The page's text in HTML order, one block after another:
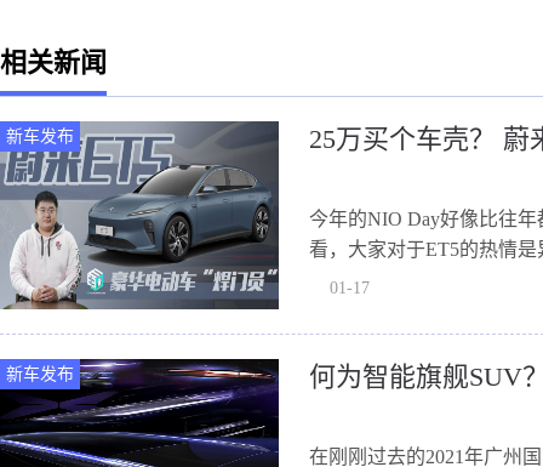
相关新闻
新车发布 25万买个车壳？ 蔚
今年的NIO Day好像比往
看，大家对于ET5的热情
车，当然，...
01-17
新车发布 何为智能旗舰SUV
在刚刚过去的2021年广州